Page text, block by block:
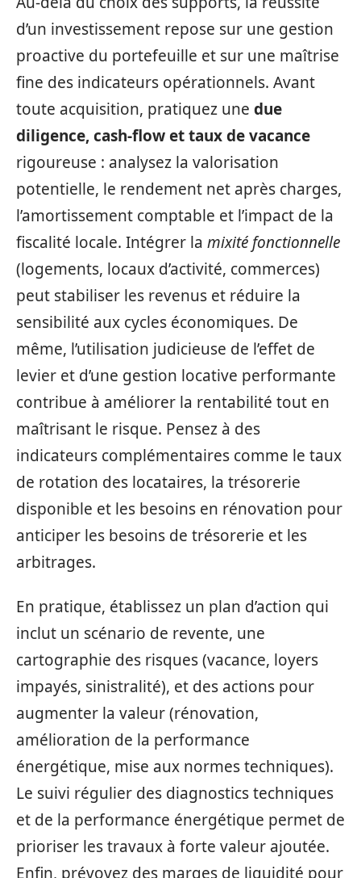
d’un investissement repose sur une gestion
proactive du portefeuille et sur une maîtrise
fine des indicateurs opérationnels. Avant
toute acquisition, pratiquez une due
diligence, cash-flow et taux de vacance
rigoureuse : analysez la valorisation
potentielle, le rendement net après charges,
l’amortissement comptable et l’impact de la
fiscalité locale. Intégrer la mixité fonctionnelle
(logements, locaux d’activité, commerces)
peut stabiliser les revenus et réduire la
sensibilité aux cycles économiques. De
même, l’utilisation judicieuse de l’effet de
levier et d’une gestion locative performante
contribue à améliorer la rentabilité tout en
maîtrisant le risque. Pensez à des
indicateurs complémentaires comme le taux
de rotation des locataires, la trésorerie
disponible et les besoins en rénovation pour
anticiper les besoins de trésorerie et les
arbitrages.
En pratique, établissez un plan d’action qui
inclut un scénario de revente, une
cartographie des risques (vacance, loyers
impayés, sinistralité), et des actions pour
augmenter la valeur (rénovation,
amélioration de la performance
énergétique, mise aux normes techniques).
Le suivi régulier des diagnostics techniques
et de la performance énergétique permet de
prioriser les travaux à forte valeur ajoutée.
Enfin, prévoyez des marges de liquidité pour